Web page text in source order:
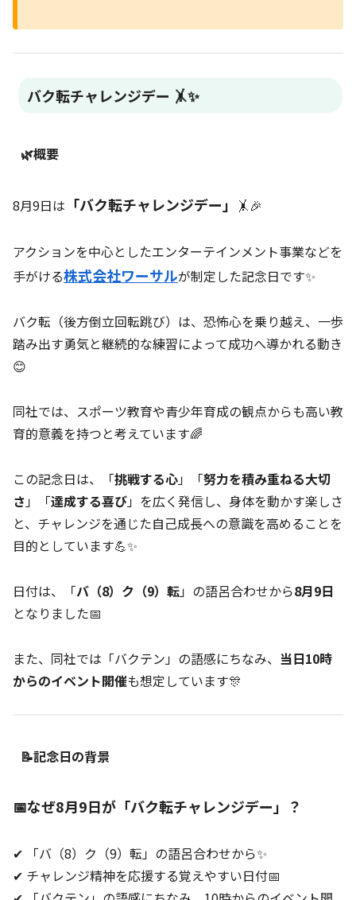
バク転チャレンジデー 🤸✨
🌿概要
8月9日は 「バク転チャレンジデー」 🤸🎉
アクションを中心としたエンターテインメント事業などを
手がける株式会社ワーサルが制定した記念日です✨
バク転（後方倒立回転跳び）は、恐怖心を乗り越え、一歩
踏み出す勇気と継続的な練習によって成功へ導かれる動き
😊
同社では、スポーツ教育や青少年育成の観点からも高い教
育的意義を持つと考えています🌈
この記念日は、「挑戦する心」「努力を積み重ねる大切
さ」「達成する喜び」を広く発信し、身体を動かす楽しさ
と、チャレンジを通じた自己成長への意識を高めることを
目的としています💪✨
日付は、「バ（8）ク（9）転」の語呂合わせから8月9日
となりました📅
また、同社では「バクテン」の語感にちなみ、 当日10時
からのイベント開催も想定しています🎊
📝記念日の背景
📅なぜ8月9日が「バク転チャレンジデー」？
✔ 「バ（8）ク（9）転」の語呂合わせから✨
✔ チャレンジ精神を応援する覚えやすい日付📅